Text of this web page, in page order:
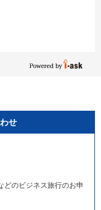
せ
どのビジネス旅行のお申